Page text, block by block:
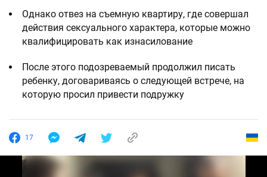
Однако отвез на съемную квартиру, где совершал
действия сексуального характера, которые можно
квалифицировать как изнасилование
После этого подозреваемый продолжил писать
ребенку, договариваясь о следующей встрече, на
которую просил привести подружку
17